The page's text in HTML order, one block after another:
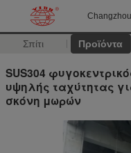
Σπίτι Προϊόντα
SUS304
υψηλής ταχύτητας
σκόνη μωρών